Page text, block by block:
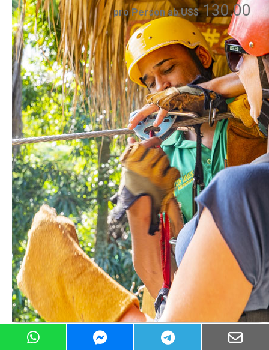
pro Person ab US$130.00